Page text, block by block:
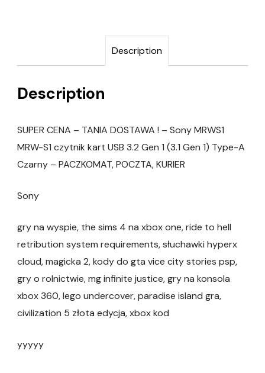
Description
Description
SUPER CENA – TANIA DOSTAWA ! – Sony MRWS1
MRW-S1 czytnik kart USB 3.2 Gen 1 (3.1 Gen 1) Type-A
Czarny – PACZKOMAT, POCZTA, KURIER
Sony
gry na wyspie, the sims 4 na xbox one, ride to hell
retribution system requirements, słuchawki hyperx
cloud, magicka 2, kody do gta vice city stories psp,
gry o rolnictwie, mg infinite justice, gry na konsola
xbox 360, lego undercover, paradise island gra,
civilization 5 złota edycja, xbox kod
yyyyy